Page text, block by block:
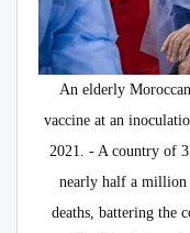
An elderly
vaccine at an
2021. - A country of
nearly half a million
deaths, battering the